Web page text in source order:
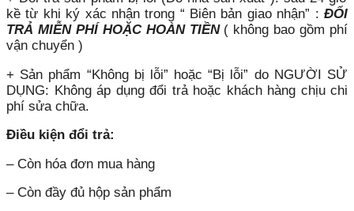
kề từ khi ký xác nhận trong “ Biên bản giao nhận” : ĐỔI
TRẢ MIỄN PHÍ HOẶC HOÀN TIỀN( không bao gồm phí
vận chuyển )
+ Sản phẩm “Không bị lỗi” hoặc “Bị lỗi” do NGƯỜI SỬ
DỤNG: Không áp dụng đổi trả hoặc khách hàng chịu chi
phí sửa chữa.
Điều kiện đổi trả:
– Còn hóa đơn mua hàng
– Còn đầy đủ hộp sản phẩm